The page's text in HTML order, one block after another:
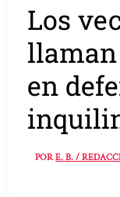
Los
en
PORE. B. /